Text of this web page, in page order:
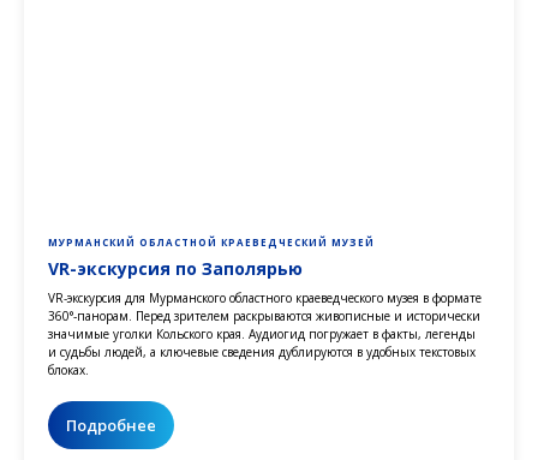
МУРМАНСКИЙ ОБЛАСТНОЙ КРАЕВЕДЧЕСКИЙ МУЗЕЙ
VR-экскурсия по Заполярью
VR-экскурсия для Мурманского областного краеведческого музея в формате
360°‑панорам. Перед зрителем раскрываются живописные и исторически
значимые уголки Кольского края. Аудиогид погружает в факты, легенды
и судьбы людей, а ключевые сведения дублируются в удобных текстовых
блоках.
Подробнее